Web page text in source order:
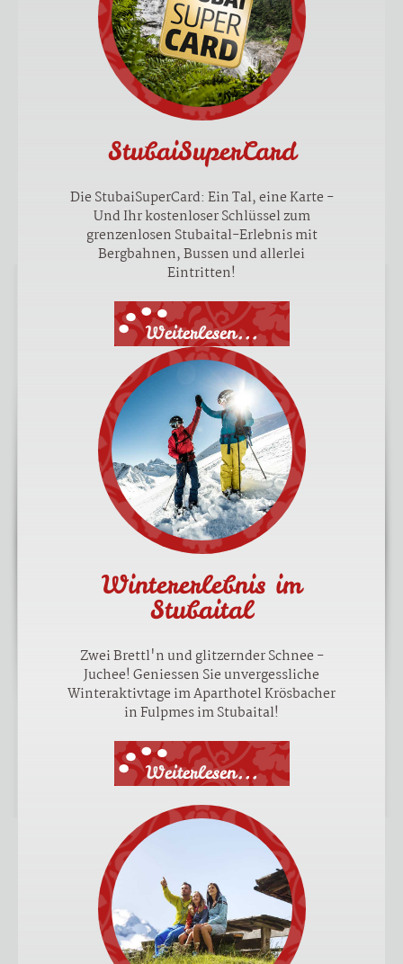
StubaiSuperCard
Die StubaiSuperCard: Ein Tal, eine Karte -
Und Ihr kostenloser Schlüssel zum
grenzenlosen Stubaital-Erlebnis mit
Bergbahnen, Bussen und allerlei
Eintritten!
Weiterlesen...
Wintererlebnis im
Stubaital
Zwei Brettl'n und glitzernder Schnee -
Juchee! Geniessen Sie unvergessliche
Winteraktivtage im Aparthotel Krösbacher
in Fulpmes im Stubaital!
Weiterlesen...